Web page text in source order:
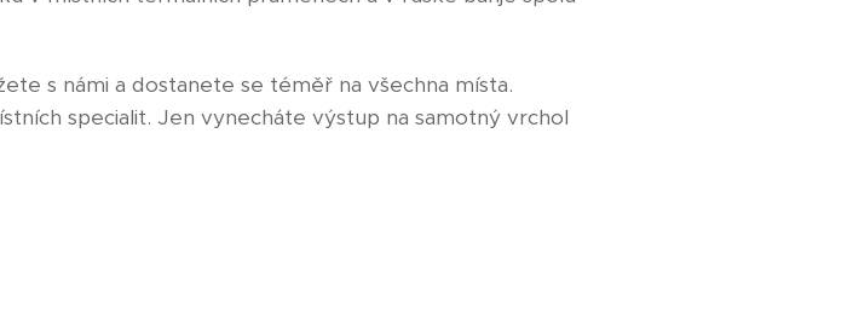
s námi a dostanete se téměř na všechna místa.
specialit. Jen vynecháte výstup na samotný vrchol